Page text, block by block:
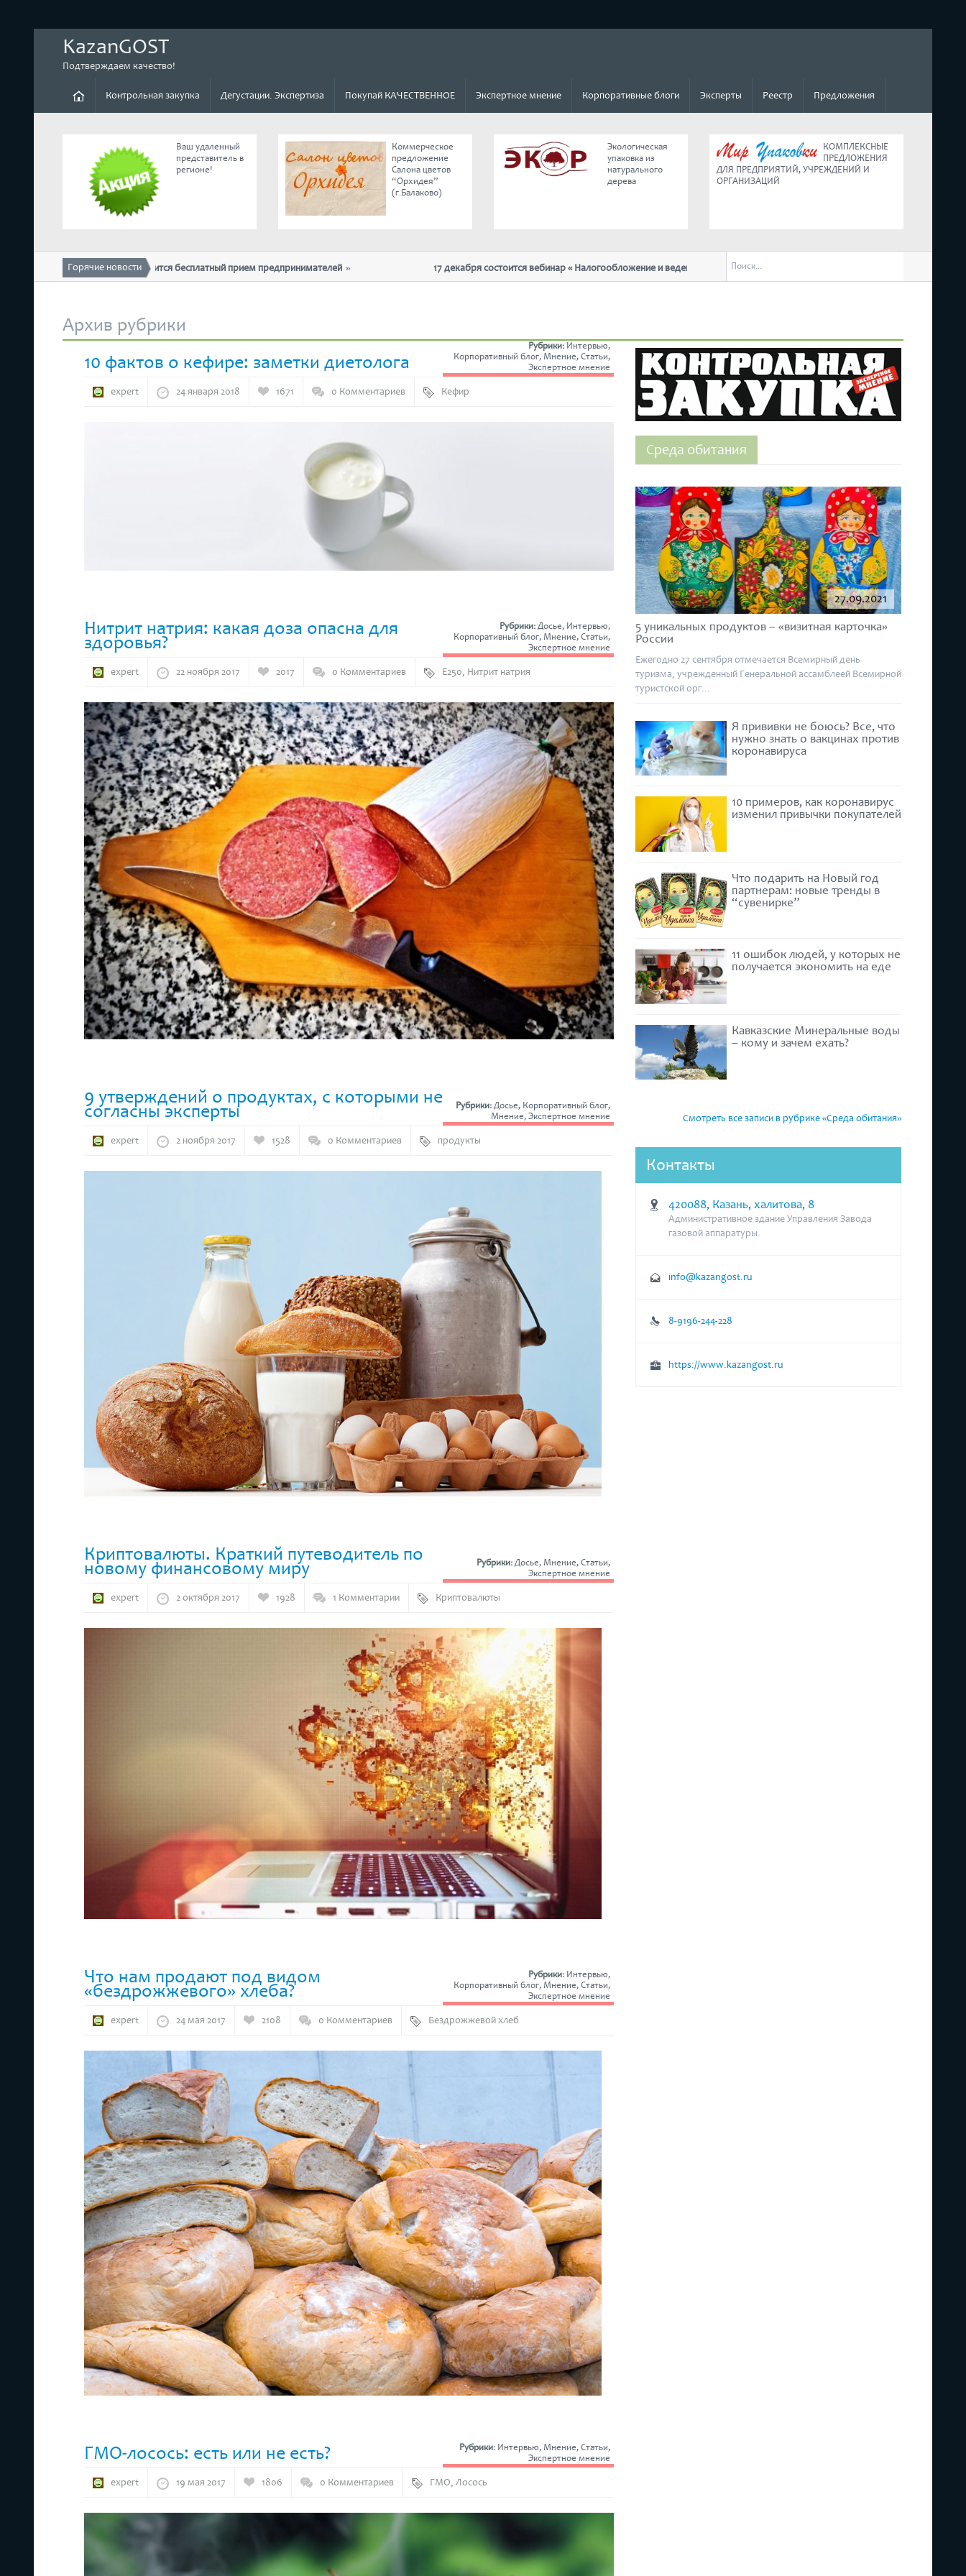
KazanGOST
Подтверждаем качество!
Контрольная закупка Дегустации. Экспертиза Покупай КАЧЕСТВЕННОЕ Экспертное мнение Корпоративные блоги Эксперты Реестр Предложения
Ваш удаленный
представитель в
регионе!
Коммерческое
предложение
Салона цветов
“Орхидея”
(г.Балаково)
Экологическая
упаковка из
натурального
дерева
КОМПЛЕКСНЫЕ
ПРЕДЛОЖЕНИЯ
ДЛЯ ПРЕДПРИЯТИЙ, УЧРЕЖДЕНИЙ И
ОРГАНИЗАЦИЙ
Горячие новости
10 февраля в ТПП РТ состоится бесплатный прием предпринимателей
17 декабря состоится вебинар « Налогообложение и ведение малого бизнеса в условиях
отмены ЕНВД»
обращении к нации
Архив рубрики
10 фактов о кефире: заметки диетолога
Рубрики: Интервью,
Корпоративный блог, Мнение,Статьи,
Экспертное мнение
expert 24 января 2018 1671 0 Комментариев Кефир
Нитрит натрия: какая доза опасна для
здоровья?
Рубрики: Досье, Интервью,
Корпоративный блог, Мнение,Статьи,
Экспертное мнение
expert 22 ноября 2017 2017 0 Комментариев Е250, Нитрит натрия
9 утверждений о продуктах, с которыми не
согласны эксперты Рубрики: Досье, Корпоративный блог,
Мнение,Экспертное мнение
expert 2 ноября 2017 1528 0 Комментариев продукты
Криптовалюты. Краткий путеводитель по
новому финансовому миру Рубрики: Досье, Мнение,Статьи,
Экспертное мнение
expert 2 октября 2017 1928 1 Комментарии Криптовалюты
Что нам продают под видом
«бездрожжевого» хлеба?
Рубрики: Интервью,
Корпоративный блог, Мнение,Статьи,
Экспертное мнение
expert 24 мая 2017 2108 0 Комментариев Бездрожжевой хлеб
ГМО-лосось: есть или не есть? Рубрики: Интервью, Мнение,Статьи,
Экспертное мнение
expert 19 мая 2017 1806 0 Комментариев ГМО, Лосось
Среда обитания
5 уникальных продуктов – «визитная карточка»
России
27.09.2021
Ежегодно 27 сентября отмечается Всемирный день
туризма, учрежденный Генеральной ассамблеей Всемирной
туристской орг...
Я прививки не боюсь? Все, что
нужно знать о вакцинах против
коронавируса
10 примеров, как коронавирус
изменил привычки покупателей
Что подарить на Новый год
партнерам: новые тренды в
“сувенирке”
11 ошибок людей, у которых не
получается экономить на еде
Кавказские Минеральные воды
– кому и зачем ехать?
Смотреть все записи в рубрике «Среда обитания»
Контакты
420088, Казань, халитова, 8
Административное здание Управления Завода
газовой аппаратуры.
info@kazangost.ru
8-9196-244-228
https://www.kazangost.ru